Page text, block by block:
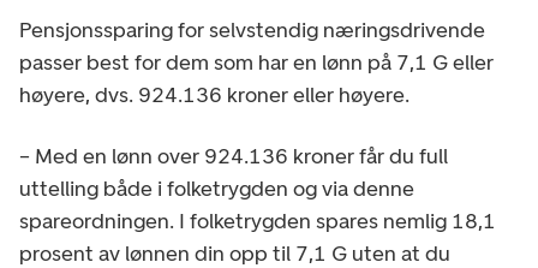
Pensjonssparing for selvstendig næringsdrivende
passer best for dem som har en lønn på 7,1 G eller
høyere, dvs. 924.136 kroner eller høyere.
– Med en lønn over 924.136 kroner får du full
uttelling både i folketrygden og via denne
spareordningen. I folketrygden spares nemlig 18,1
prosent av lønnen din opp til 7,1 G uten at du